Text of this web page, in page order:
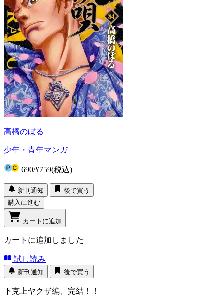
高橋のぼる
少年・青年マンガ
690/¥759(税込)
新刊通知
後で買う
購入に進む
カートに追加
カートに追加しました
試し読み
新刊通知 後で買う
下克上ヤクザ編、完結！！